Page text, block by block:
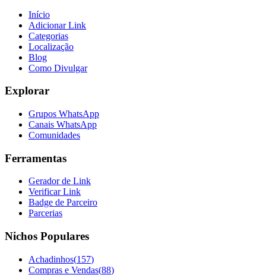
Início
Adicionar Link
Categorias
Localização
Blog
Como Divulgar
Explorar
Grupos WhatsApp
Canais WhatsApp
Comunidades
Ferramentas
Gerador de Link
Verificar Link
Badge de Parceiro
Parcerias
Nichos Populares
Achadinhos(157)
Compras e Vendas(88)